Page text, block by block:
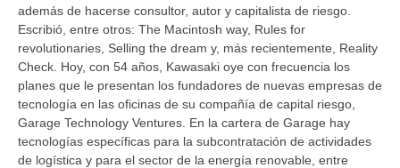
además de hacerse consultor, autor y capitalista de riesgo.
Escribió, entre otros: The Macintosh way, Rules for
revolutionaries, Selling the dream y, más recientemente, Reality
Check. Hoy, con 54 años, Kawasaki oye con frecuencia los
planes que le presentan los fundadores de nuevas empresas de
tecnología en las oficinas de su compañía de capital riesgo,
Garage Technology Ventures. En la cartera de Garage hay
tecnologías específicas para la subcontratación de actividades
de logística y para el sector de la energía renovable, entre